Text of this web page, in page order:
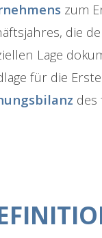
zum
die
Lage
für die
des